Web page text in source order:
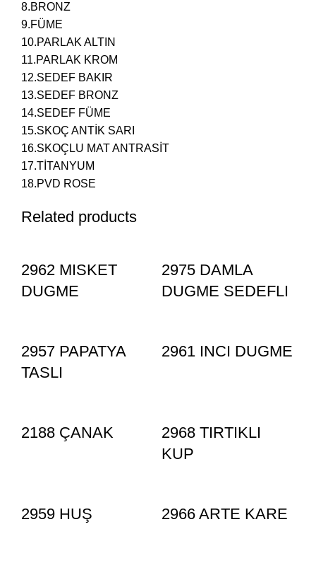
8.BRONZ
9.FÜME
10.PARLAK ALTIN
11.PARLAK KROM
12.SEDEF BAKIR
13.SEDEF BRONZ
14.SEDEF FÜME
15.SKOÇ ANTİK SARI
16.SKOÇLU MAT ANTRASİT
17.TİTANYUM
18.PVD ROSE
Related products
2962 MISKET
DUGME
2975 DAMLA
DUGME SEDEFLI
2957 PAPATYA
TASLI
2961 INCI DUGME
2188 ÇANAK
2968 TIRTIKLI
KUP
2959 HUŞ 2966 ARTE KARE